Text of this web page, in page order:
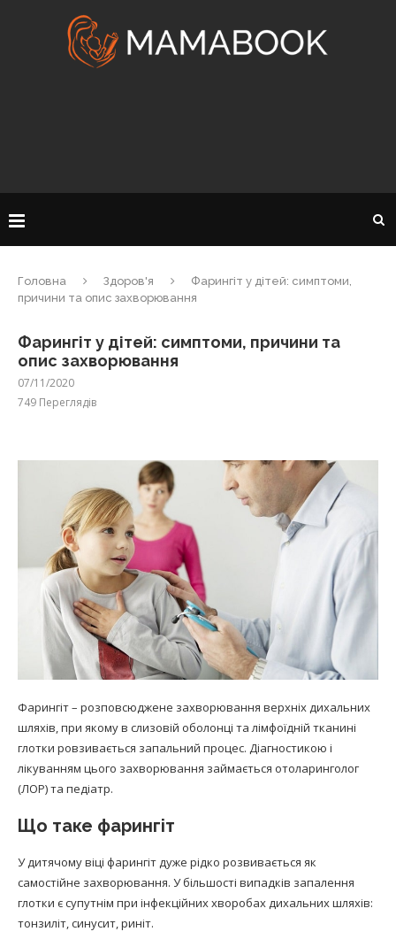
Головна Здоров'я
Фарингіт у дітей: симптоми,
причини та опис захворювання
Фарингіт у дітей: симптоми, причини та
опис захворювання
07/11/2020
749 Переглядів
Фарингіт – розповсюджене захворювання верхніх дихальних
шляхів, при якому в слизовій оболонці та лімфоїдній тканині
глотки ровзивається запальний процес. Діагностикою і
лікуванням цього захворювання займається отоларинголог
(ЛОР) та педіатр.
Що таке фарингіт
У дитячому віці фарингіт дуже рідко розвивається як
самостійне захворювання. У більшості випадків запалення
глотки є супутнім при інфекційних хворобах дихальних шляхів:
тонзиліт, синусит, риніт.